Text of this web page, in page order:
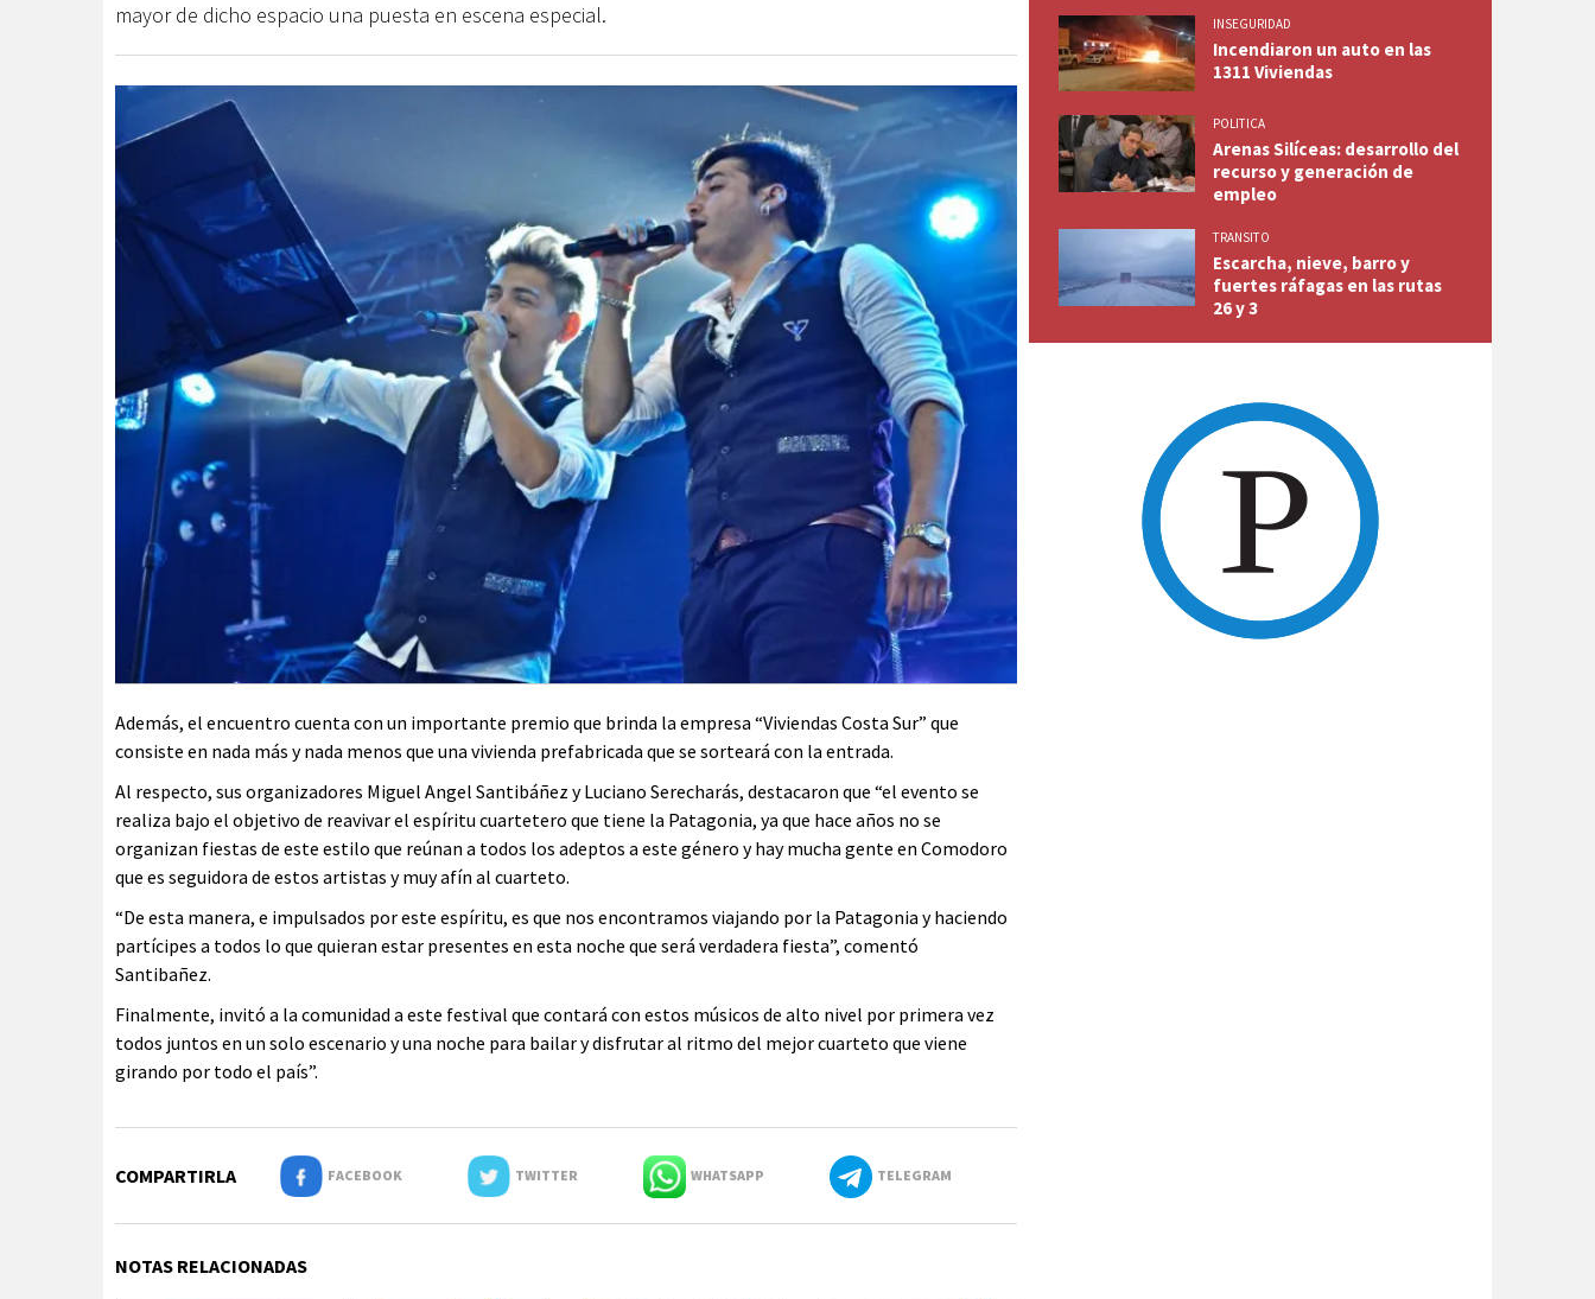
mayor de dicho espacio una puesta en escena especial.
Además, el encuentro cuenta con un importante premio que brinda la empresa “Viviendas Costa Sur” que
consiste en nada más y nada menos que una vivienda prefabricada que se sorteará con la entrada.
Al respecto, sus organizadores Miguel Angel Santibáñez y Luciano Serecharás, destacaron que “el evento se
realiza bajo el objetivo de reavivar el espíritu cuartetero que tiene la Patagonia, ya que hace años no se
organizan fiestas de este estilo que reúnan a todos los adeptos a este género y hay mucha gente en Comodoro
que es seguidora de estos artistas y muy afín al cuarteto.
“De esta manera, e impulsados por este espíritu, es que nos encontramos viajando por la Patagonia y haciendo
partícipes a todos lo que quieran estar presentes en esta noche que será verdadera fiesta”, comentó
Santibañez.
Finalmente, invitó a la comunidad a este festival que contará con estos músicos de alto nivel por primera vez
todos juntos en un solo escenario y una noche para bailar y disfrutar al ritmo del mejor cuarteto que viene
girando por todo el país”.
COMPARTIRLA FACEBOOK TWITTER WHATSAPP TELEGRAM
NOTAS RELACIONADAS
INSEGURIDAD
Incendiaron un auto en las
1311 Viviendas
POLITICA
Arenas Silíceas: desarrollo del
recurso y generación de
empleo
TRANSITO
Escarcha, nieve, barro y
fuertes ráfagas en las rutas
26 y 3